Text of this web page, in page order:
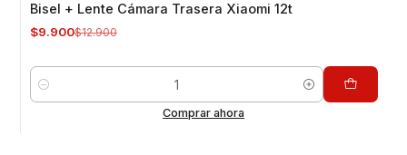
Bisel + Lente Cámara Trasera Xiaomi 12t
$9.900$12.900
Cantidad
Comprar ahora